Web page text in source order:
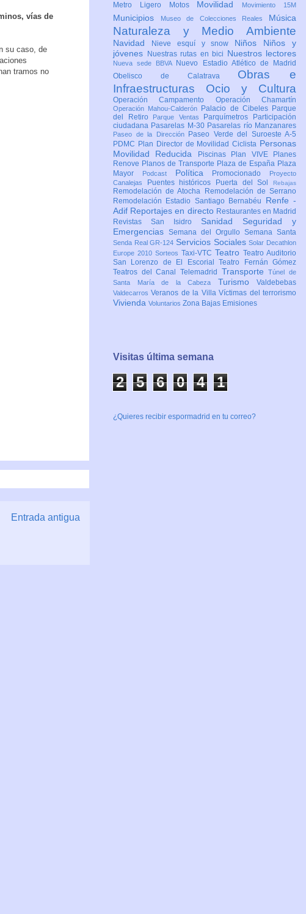
vías de
su caso, de
tramos no
Entrada antigua
Metro Ligero Motos Movilidad Movimiento 15M
Municipios Museo de Colecciones Reales Música
Naturaleza y Medio Ambiente
Navidad Nieve esquí y snow Niños Niños y
jóvenes
Nuestras rutas en bici Nuestros lectores
Nueva sede BBVA
Nuevo Estadio Atlético de Madrid
Obelisco de Calatrava Obras e
Infraestructuras Ocio y Cultura
Operación Campamento Operación Chamartín
Operación Mahou-Calderón Palacio de Cibeles Parque
del Retiro
Parque Ventas Parquímetros
Participación
ciudadana Pasarelas M-30 Pasarelas río Manzanares
Paseo de la Dirección
Paseo Verde del Suroeste A-5
PDMC Plan Director de Movilidad Ciclista Personas
Movilidad Reducida
Piscinas Plan VIVE
Planes
Renove Planos de Transporte Plaza de España Plaza
Mayor
Podcast Política Promocionado
Proyecto
Canalejas
Puentes históricos Puerta del Sol Rebajas
Remodelación de Atocha
Remodelación de Serrano
Remodelación Estadio Santiago Bernabéu Renfe -
Adif Reportajes en directo Restaurantes en Madrid
Revistas San Isidro Sanidad Seguridad y
Emergencias Semana del Orgullo Semana Santa
Senda Real GR-124 Servicios SocialesSolar Decathlon
Europe 2010 Sorteos Taxi-VTC Teatro Teatro Auditorio
San Lorenzo de El EscorialTeatro Fernán Gómez
Teatros del Canal Telemadrid TransporteTúnel de
Santa María de la Cabeza Turismo Valdebebas
ValdecarrosVeranos de la VillaVíctimas del terrorismo
Vivienda Voluntarios Zona Bajas Emisiones
Visitas última semana
2 5 6 0 4 1
¿Quieres recibir espormadrid en tu correo?